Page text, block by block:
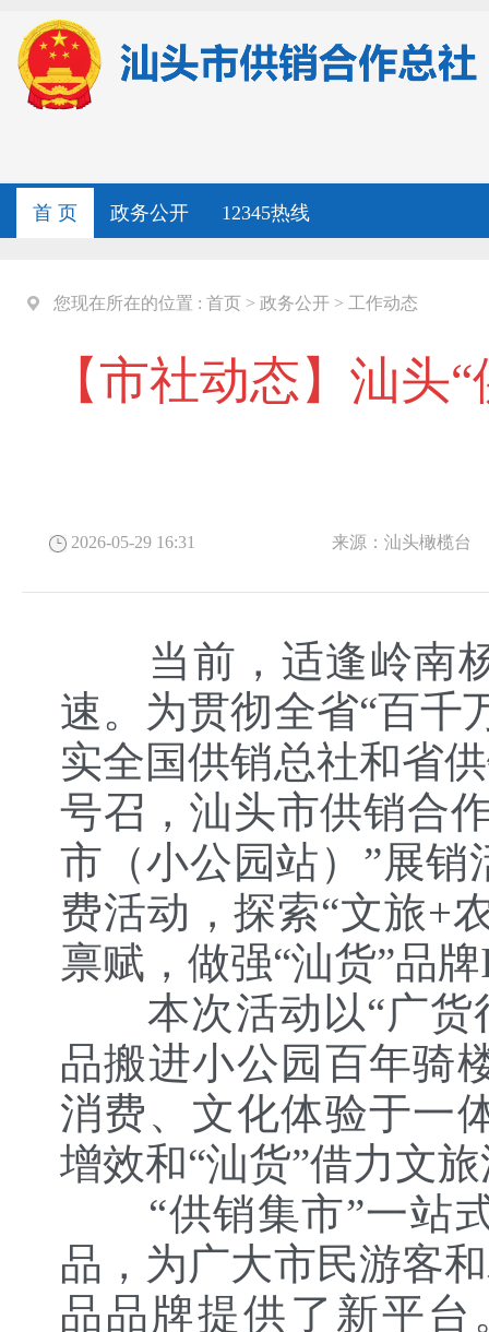
首 页 政务公开 12345热线
您现在所在的位置 : 首页 > 政务公开 > 工作动态
【市社动态】汕头
2026-05-29 16:31 来源：汕头橄榄台
当前，适逢岭南杨
速。为贯彻全省“百千
实全国供销总社和省
号召，汕头市供销合
市（小公园站）”展销
费活动，探索“文旅+
禀赋，做强“汕货”品
本次活动以“广货
品搬进小公园百年骑
消费、文化体验于一
增效和“汕货”借力文
“供销集市”一站式
品，为广大市民游客
品品牌提供了新平